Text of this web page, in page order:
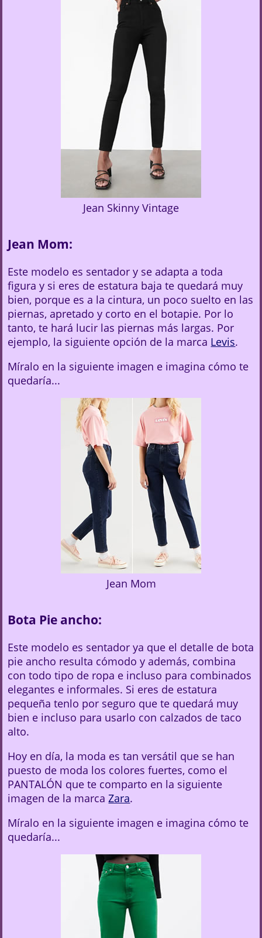
Jean Skinny Vintage
Jean Mom:
Este modelo es sentador y se adapta a toda
figura y si eres de estatura baja te quedará muy
bien, porque es a la cintura, un poco suelto en las
piernas, apretado y corto en el botapie. Por lo
tanto, te hará lucir las piernas más largas. Por
ejemplo, la siguiente opción de la marca Levis.
Míralo en la siguiente imagen e imagina cómo te
quedaría...
Jean Mom
Bota Pie ancho:
Este modelo es sentador ya que el detalle de bota
pie ancho resulta cómodo y además, combina
con todo tipo de ropa e incluso para combinados
elegantes e informales. Si eres de estatura
pequeña tenlo por seguro que te quedará muy
bien e incluso para usarlo con calzados de taco
alto.
Hoy en día, la moda es tan versátil que se han
puesto de moda los colores fuertes, como el
PANTALÓN que te comparto en la siguiente
imagen de la marcaZara.
Míralo en la siguiente imagen e imagina cómo te
quedaría...